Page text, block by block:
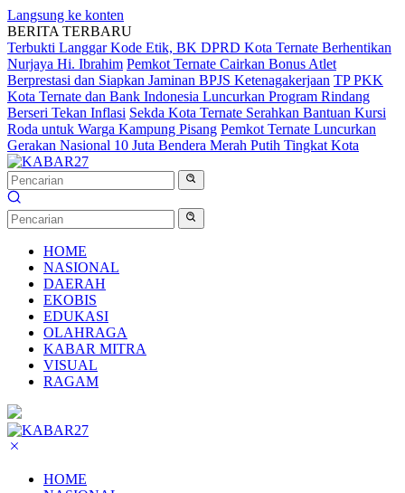
Langsung ke konten
BERITA TERBARU
Terbukti Langgar Kode Etik, BK DPRD Kota Ternate Berhentikan
Nurjaya Hi. Ibrahim Pemkot Ternate Cairkan Bonus Atlet
Berprestasi dan Siapkan Jaminan BPJS Ketenagakerjaan TP PKK
Kota Ternate dan Bank Indonesia Luncurkan Program Rindang
Berseri Tekan Inflasi Sekda Kota Ternate Serahkan Bantuan Kursi
Roda untuk Warga Kampung Pisang Pemkot Ternate Luncurkan
Gerakan Nasional 10 Juta Bendera Merah Putih Tingkat Kota
HOME
NASIONAL
DAERAH
EKOBIS
EDUKASI
OLAHRAGA
KABAR MITRA
VISUAL
RAGAM
HOME